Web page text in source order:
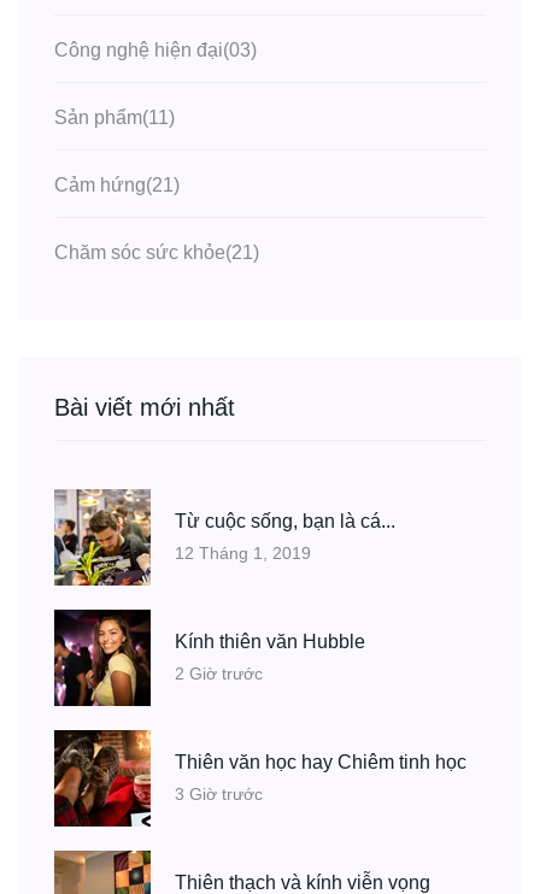
Công nghệ hiện đại(03)
Sản phẩm(11)
Cảm hứng(21)
Chăm sóc sức khỏe(21)
Bài viết mới nhất
Từ cuộc sống, bạn là cá...
12 Tháng 1, 2019
Kính thiên văn Hubble
2 Giờ trước
Thiên văn học hay Chiêm tinh học
3 Giờ trước
Thiên thạch và kính viễn vọng